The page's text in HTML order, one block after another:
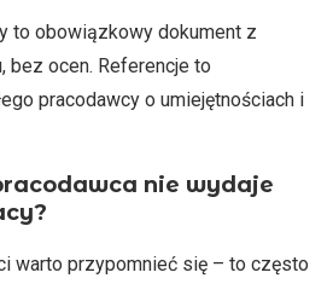
to obowiązkowy dokument z
bez ocen. Referencje to
pracodawcy o umiejętnościach i
nie wydaje
warto przypomnieć się – to często